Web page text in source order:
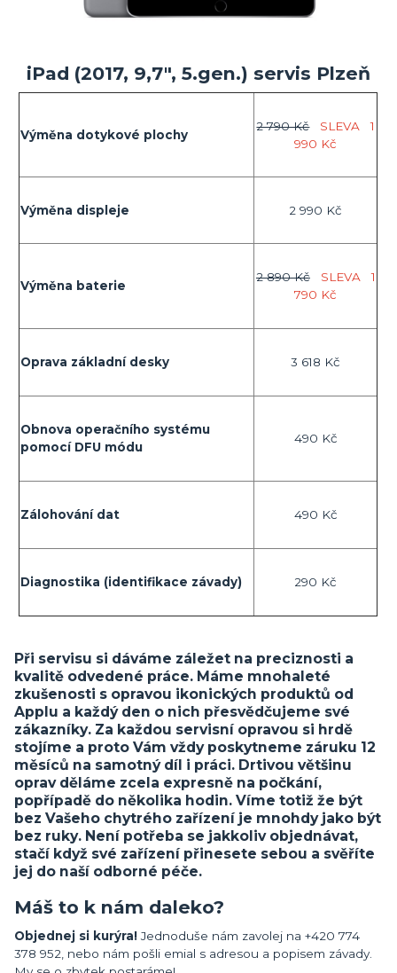
iPad (2017, 9,7", 5.gen.) servis Plzeň
Výměna dotykové plochy
2 790 Kč SLEVA 1
990 Kč
Výměna displeje 2 990 Kč
Výměna baterie
2 890 Kč SLEVA1
790 Kč
Oprava základní desky 3 618 Kč
Obnova operačního systému
pomocí DFU módu
490 Kč
Zálohování dat 490 Kč
Diagnostika (identifikace závady) 290 Kč
Při servisu si dáváme záležet na preciznosti a
kvalitě odvedené práce. Máme mnohaleté
zkušenosti s opravou ikonických produktů od
Applu a každý den o nich přesvědčujeme své
zákazníky. Za každou servisní opravou si hrdě
stojíme a proto Vám vždy poskytneme záruku 12
měsíců na samotný díl i práci. Drtivou většinu
oprav děláme zcela expresně na počkání,
popřípadě do několika hodin. Víme totiž že být
bez Vašeho chytrého zařízení je mnohdy jako být
bez ruky. Není potřeba se jakkoliv objednávat,
stačí když své zařízení přinesete sebou a svěříte
jej do naší odborné péče.
Máš to k nám daleko?
Objednej si kurýra!Jednoduše nám zavolej na +420 774
378 952, nebo nám pošli emial s adresou a popisem závady.